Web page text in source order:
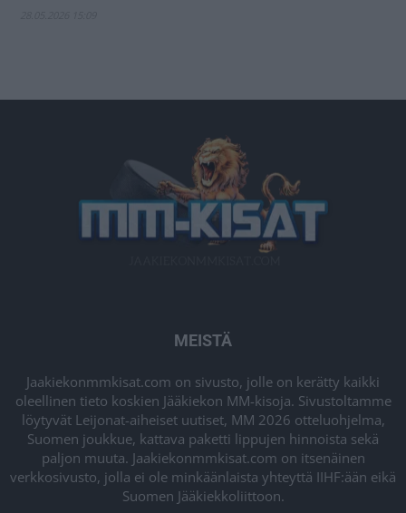
MEISTÄ
Jaakiekonmmkisat.com on sivusto, jolle on kerätty kaikki
oleellinen tieto koskien Jääkiekon MM-kisoja. Sivustoltamme
löytyvät Leijonat-aiheiset uutiset, MM 2026 otteluohjelma,
Suomen joukkue, kattava paketti lippujen hinnoista sekä
paljon muuta. Jaakiekonmmkisat.com on itsenäinen
verkkosivusto, jolla ei ole minkäänlaista yhteyttä IIHF:ään eikä
Suomen Jääkiekkoliittoon.